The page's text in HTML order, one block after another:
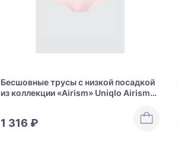
Бесшовные трусы с низкой посадкой
из коллекции «Airism» Uniqlo Airism
1 316 ₽